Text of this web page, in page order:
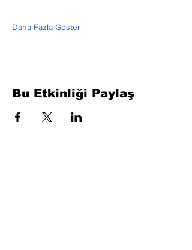
Daha Fazla Göster
Bu Etkinliği Paylaş